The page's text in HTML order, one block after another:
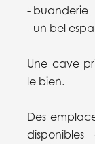
- buanderie
- un bel
Une cave
le bien.
Des